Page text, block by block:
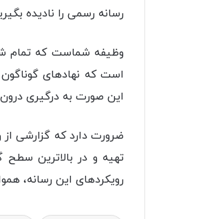
رسانه رسمی را نادیده
وظیفه شماست که تمام
است که نهاد‌های
این صورت به درگیری
ضرورت دارد که گزارشی
تهیه و در بالاترین
رویکرد‌های این رسانه،